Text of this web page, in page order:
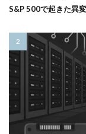
S&P 500で起きた異